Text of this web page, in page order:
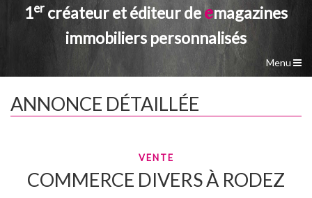
1er créateur et éditeur deemagazines
immobiliers personnalisés
Menu
emag immobilier
Imprimerie
Nos tarifs
ANNONCE DÉTAILLÉE
VENTE
COMMERCE DIVERSÀ RODEZ